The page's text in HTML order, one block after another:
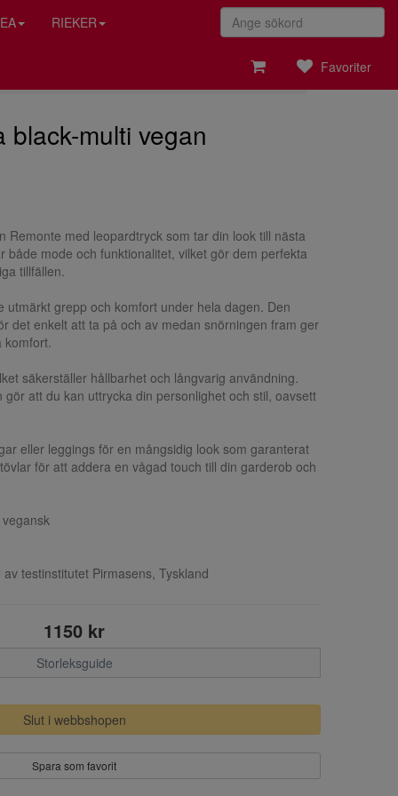
RIEKER
Favoriter
black-multi vegan
Remonte med leopardtryck som tar din look till nästa
både mode och funktionalitet, vilket gör dem perfekta
tillfällen.
utmärkt grepp och komfort under hela dagen. Den
det enkelt att ta på och av medan snörningen fram ger
komfort.
säkerställer hållbarhet och långvarig användning.
gör att du kan uttrycka din personlighet och stil, oavsett
eller leggings för en mångsidig look som garanterat
för att addera en vågad touch till din garderob och
av testinstitutet Pirmasens, Tyskland
1150 kr
Storleksguide
Slut i webbshopen
Spara som favorit